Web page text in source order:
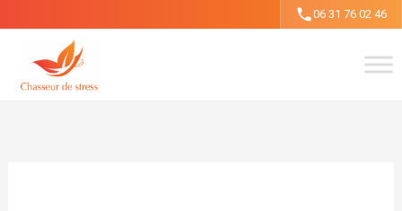
contenu
06 31 76 02 46